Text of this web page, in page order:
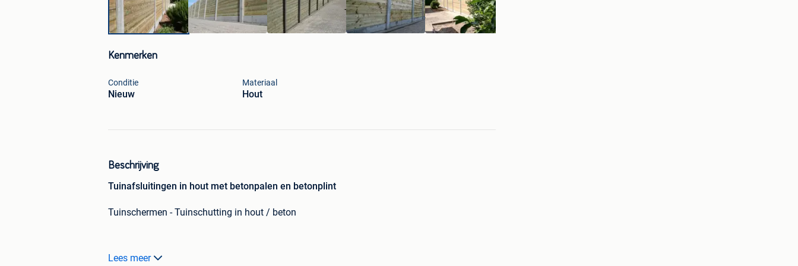
Kenmerken
Conditie
Nieuw
Materiaal
Hout
Beschrijving
Tuinafsluitingen in hout met betonpalen en betonplint
Tuinschermen - Tuinschutting in hout / beton
Een tand- en groefplankensysteem of houten tuinscherm op betonplint = Optimale
Lees meer